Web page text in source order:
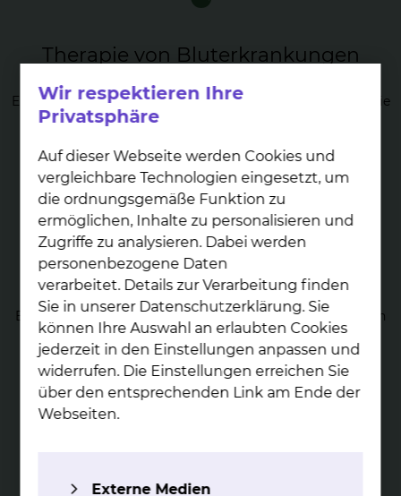
The­ra­pie von Blu­ter­kran­kun­gen
Unser Schwerpunkt ist die Diagnostik und Therapie aller
Erkrankungen des Blutes, des lymphatischen Systems sowie
aller Tumorerkrankungen.
The­ra­pie von Tu­mor­er­kran­kun­gen
Bei der Diagnose von Krebs werden bildgebende Verfahren
eingesetzt und die Analyse von Zell- und Gewebeproben
durchgeführt.
mehr
Wir respektieren Ihre
Privatsphäre
Auf dieser Webseite werden Cookies und
vergleichbare Technologien eingesetzt, um
die ordnungsgemäße Funktion zu
ermöglichen, Inhalte zu personalisieren und
Zugriffe zu analysieren. Dabei werden
personenbezogene Daten
verarbeitet. Details zur Verarbeitung finden
Sie in unserer Datenschutzerklärung. Sie
können Ihre Auswahl an erlaubten Cookies
jederzeit in den Einstellungen anpassen und
widerrufen. Die Einstellungen erreichen Sie
über den entsprechenden Link am Ende der
Webseiten.
Externe Medien